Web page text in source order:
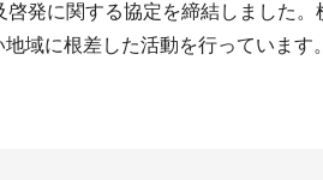
発に関する協定を締結しました
域に根差した活動を行っていま